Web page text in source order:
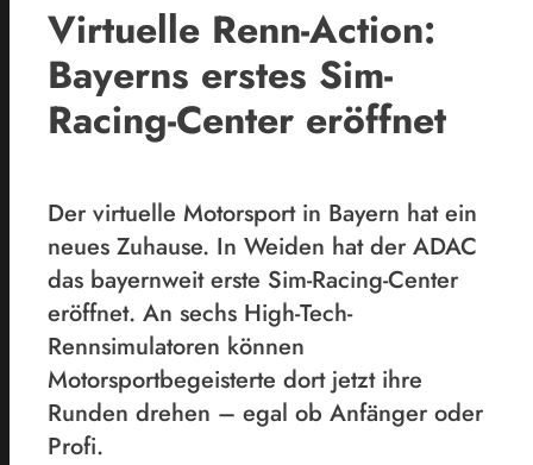
Virtuelle Renn-Action:
Bayerns erstes Sim-
Racing-Center eröffnet
Der virtuelle Motorsport in Bayern hat ein
neues Zuhause. In Weiden hat der ADAC
das bayernweit erste Sim-Racing-Center
eröffnet. An sechs High-Tech-
Rennsimulatoren können
Motorsportbegeisterte dort jetzt ihre
Runden drehen – egal ob Anfänger oder
Profi.